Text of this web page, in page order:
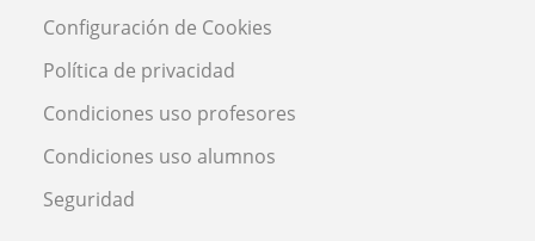
Configuración de Cookies
Política de privacidad
Condiciones uso profesores
Condiciones uso alumnos
Seguridad